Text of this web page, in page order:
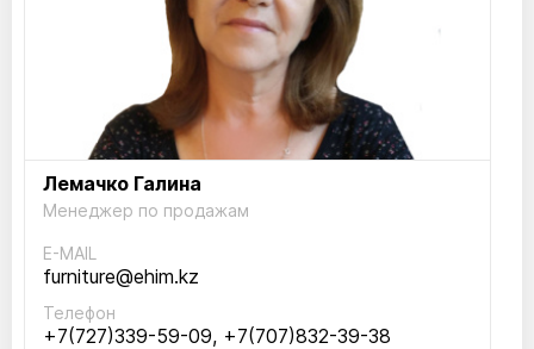
Лемачко Галина
Менеджер по продажам
E-MAIL
furniture@ehim.kz
Телефон
+7(727)339-59-09, +7(707)832-39-38